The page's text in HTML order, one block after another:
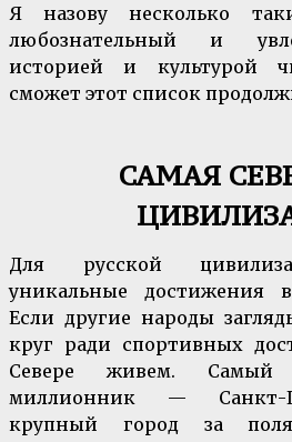
Я назову несколько
любознательный и
историей и культурой
сможет этот список
САМАЯ
Для русской
уникальные достижения
Если другие народы
круг ради спортивных
Севере живем. Самый
миллионник — Санкт-
крупный город за